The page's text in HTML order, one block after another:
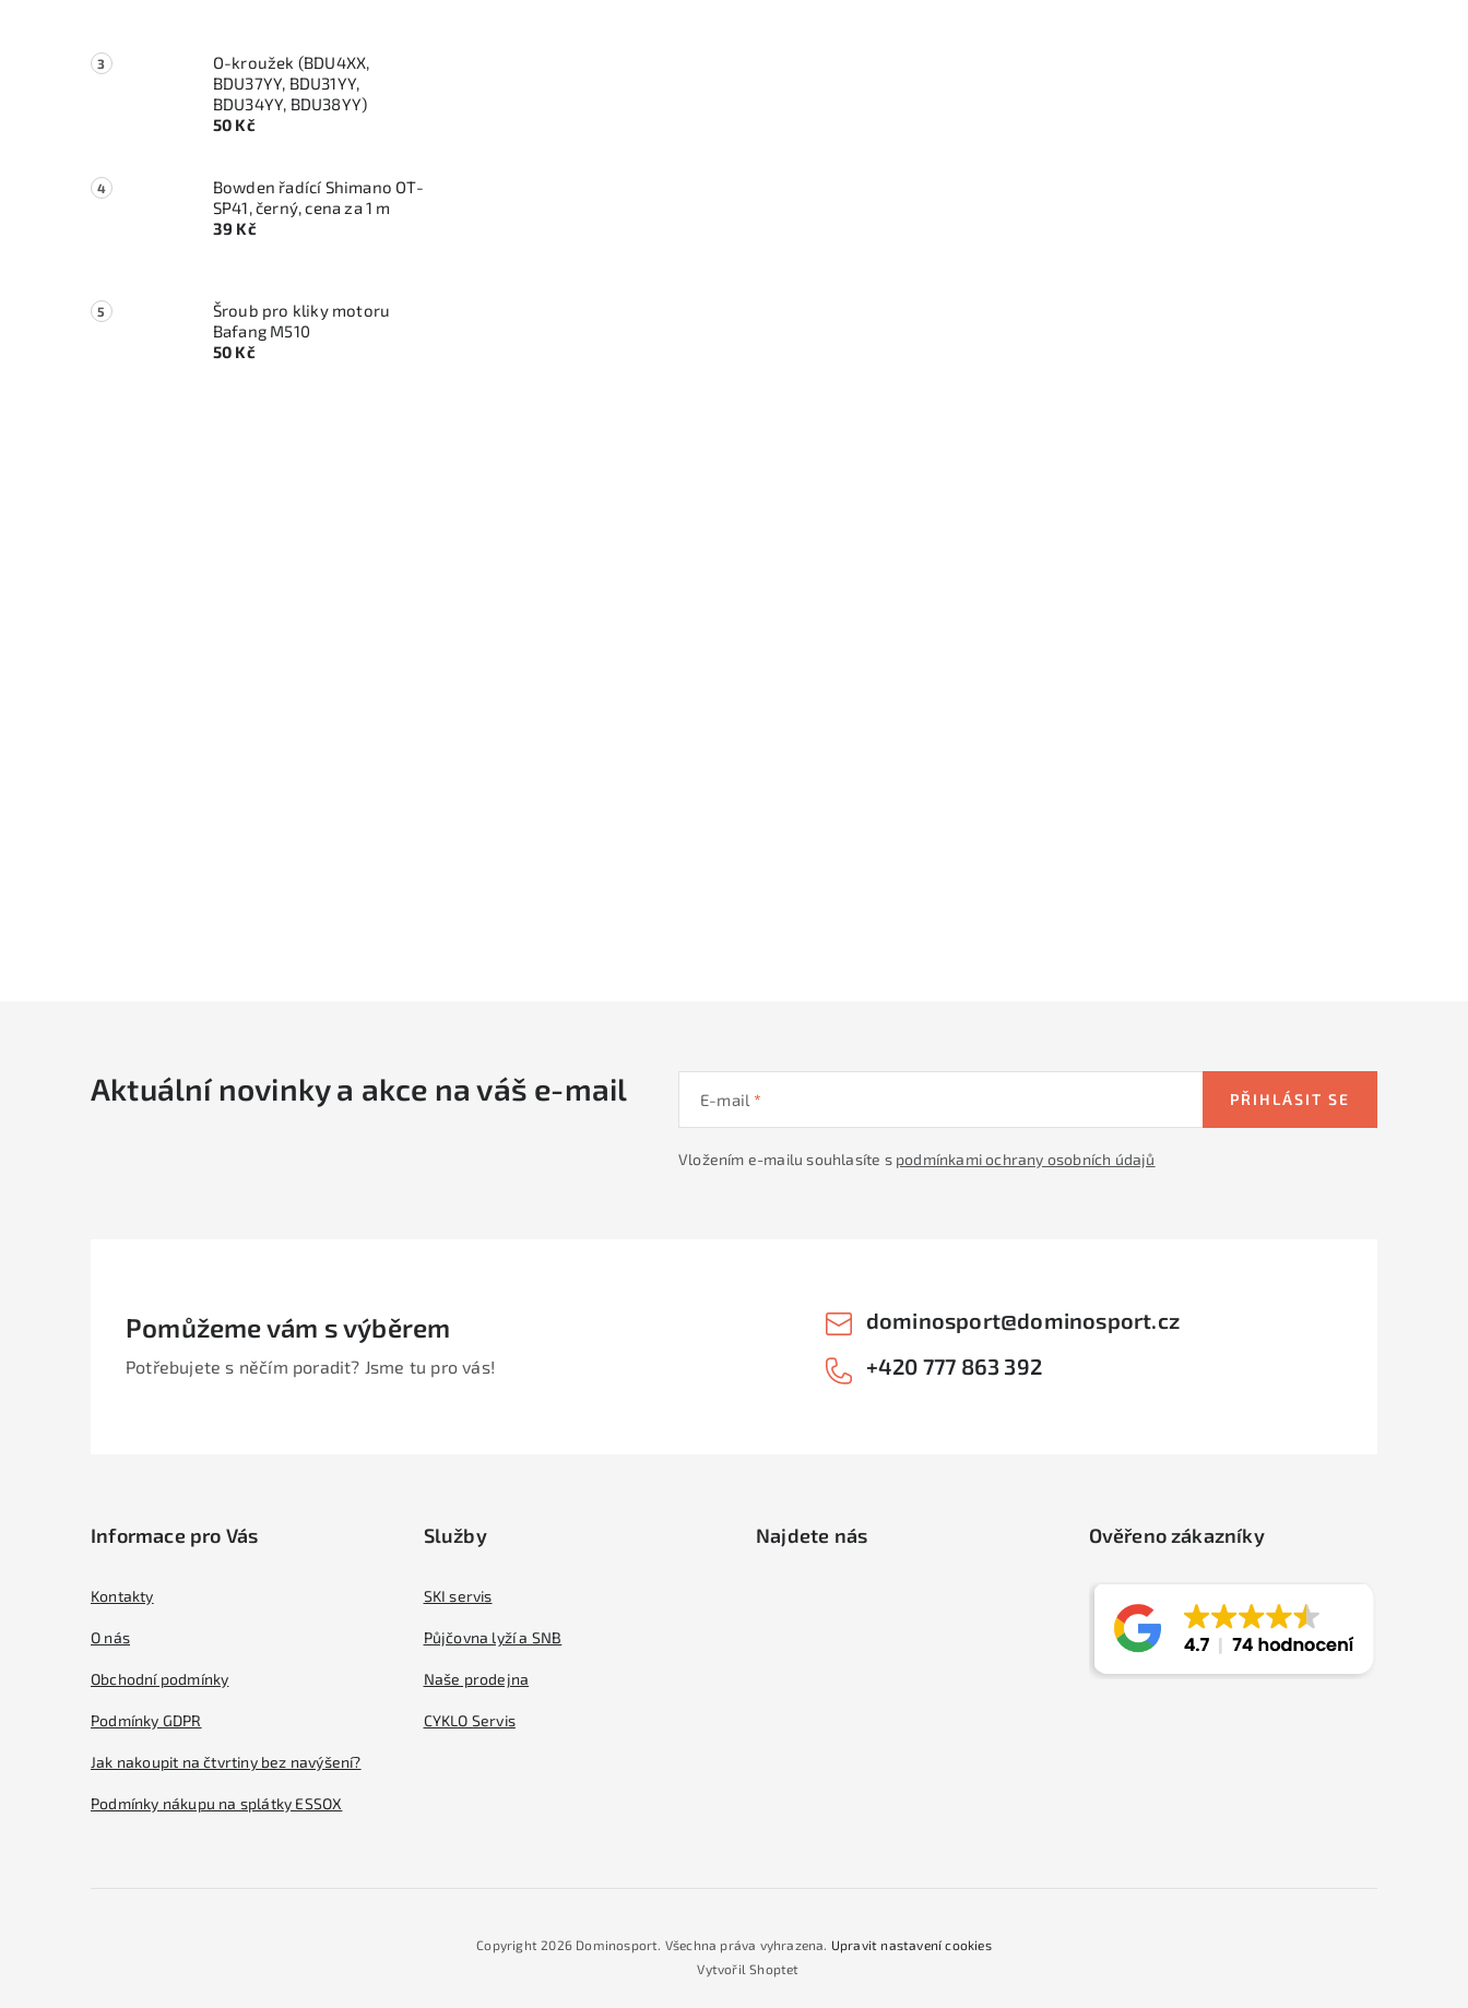
O-kroužek (BDU4XX,
BDU37YY, BDU31YY,
BDU34YY, BDU38YY)
50 Kč
Bowden řadící Shimano OT-
SP41, černý, cena za 1 m
39 Kč
Šroub pro kliky motoru
Bafang M510
50 Kč
Aktuální novinky a akce na váš e-mail E-mail
Vložením e-mailu souhlasíte s podmínkami ochrany osobních údajů
PŘIHLÁSIT SE
Pomůžeme vám s výběrem
Potřebujete s něčím poradit? Jsme tu pro vás!
dominosport@dominosport.cz
+420 777 863 392
Informace pro Vás
Kontakty
O nás
Obchodní podmínky
Podmínky GDPR
Jak nakoupit na čtvrtiny bez navýšení?
Podmínky nákupu na splátky ESSOX
Služby
SKI servis
Půjčovna lyží a SNB
Naše prodejna
CYKLO Servis
Najdete nás Ověřeno zákazníky
Vytvořil Shoptet
Copyright 2026 Dominosport . Všechna práva vyhrazena. Upravit nastavení cookies